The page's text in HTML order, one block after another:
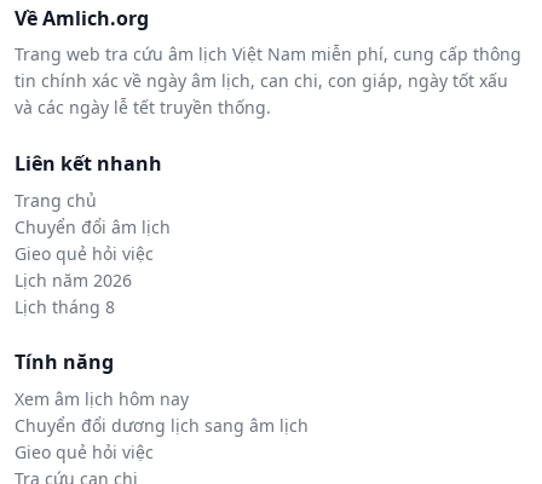
Về Amlich.org
Trang web tra cứu âm lịch Việt Nam miễn phí, cung cấp thông
tin chính xác về ngày âm lịch, can chi, con giáp, ngày tốt xấu
và các ngày lễ tết truyền thống.
Liên kết nhanh
Trang chủ
Chuyển đổi âm lịch
Gieo quẻ hỏi việc
Lịch năm 2026
Lịch tháng 8
Tính năng
Xem âm lịch hôm nay
Chuyển đổi dương lịch sang âm lịch
Gieo quẻ hỏi việc
Tra cứu can chi